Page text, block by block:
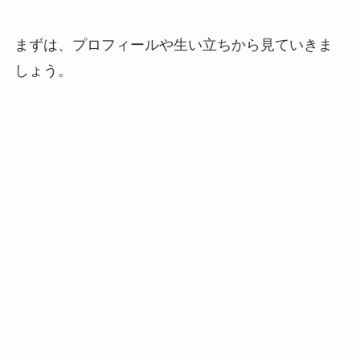
まずは、プロフィールや生い立ちから見ていきま
しょう。